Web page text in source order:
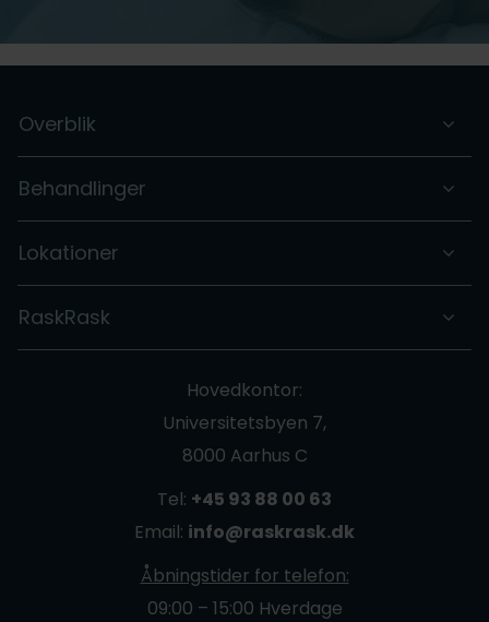
Overblik
Behandlinger
Lokationer
RaskRask
Hovedkontor:
Universitetsbyen 7,
8000 Aarhus C
Tel: +45 93 88 00 63
Email: info@raskrask.dk
Åbningstider for telefon:
09:00 – 15:00 Hverdage